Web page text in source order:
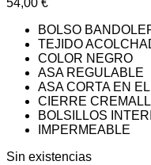
54,00 €
BOLSO
TEJIDO
COLOR NEGRO
ASA REGULABLE
ASA CORTA EN
CIERRE
BOLSILLOS
IMPERMEABLE
Sin existencias